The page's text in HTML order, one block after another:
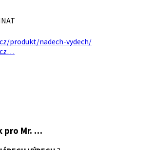
produkt/nadech-vydech/
pro Mr. …